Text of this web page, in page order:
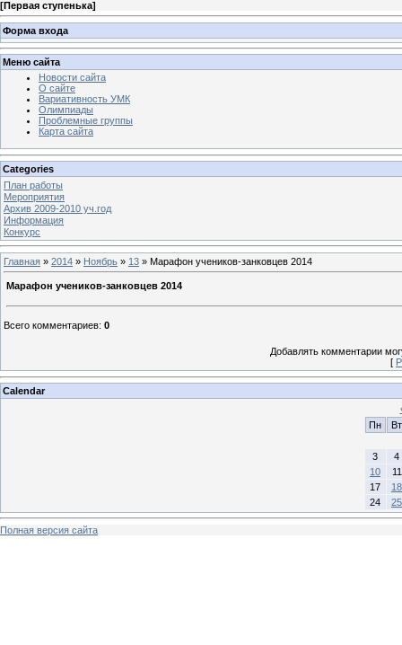
[Первая ступенька]
Форма входа
Меню сайта
Новости сайта
О сайте
Вариативность УМК
Олимпиады
Проблемные группы
Карта сайта
Categories
План работы
Мероприятия
Архив 2009-2010 уч.год
Информация
Конкурс
Главная » 2014 » Ноябрь » 13 » Марафон учеников-занковцев 2014
Марафон учеников-занковцев 2014
Всего комментариев: 0
Добавлять комментарии
[
Calendar
Пн
Вт
3
4
10
11
17
18
24
25
Полная версия сайта